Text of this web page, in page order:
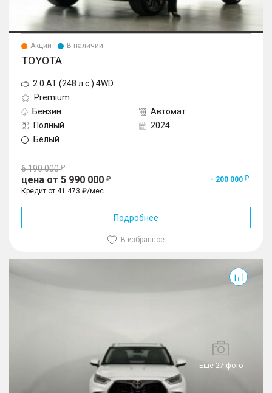
Акции В наличии
TOYOTA
2.0 AT (248 л.с.) 4WD
Premium
Бензин
Автомат
Полный
2024
Белый
6 190 000
цена от 5 990 000
- 200 000
Кредит от 41 473 ₽/мес.
Подробнее
В избранное
Еще 27 фото